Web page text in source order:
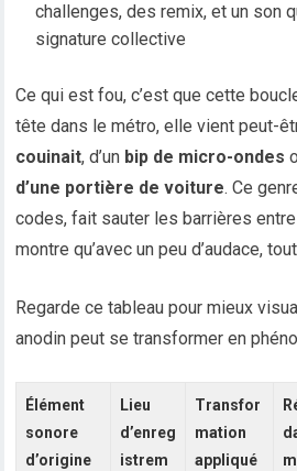
challenges, des remix, et un son
signature collective
Ce qui est fou, c’est que cette
tête dans le métro, elle vient peut-
couinait, d’un bip de micro-ondes
d’une portière de voiture. Ce
codes, fait sauter les barrières
montre qu’avec un peu d’audace,
Regarde ce tableau pour mieux
anodin peut se transformer en
Élément
sonore
d’origine
Lieu
d’enreg
istrem
Transfor
mation
appliqué